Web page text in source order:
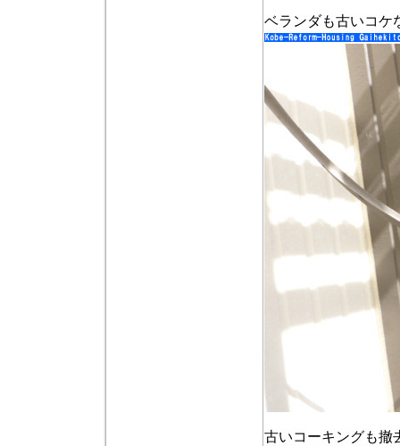
ベランダも古いコケ
古いコーキングも撤